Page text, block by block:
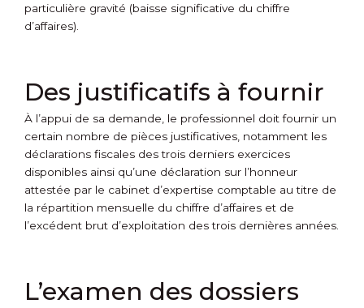
particulière gravité (baisse significative du chiffre
d’affaires).
Des justificatifs à fournir
À l’appui de sa demande, le professionnel doit fournir un
certain nombre de pièces justificatives, notamment les
déclarations fiscales des trois derniers exercices
disponibles ainsi qu’une déclaration sur l’honneur
attestée par le cabinet d’expertise comptable au titre de
la répartition mensuelle du chiffre d’affaires et de
l’excédent brut d’exploitation des trois dernières années.
L’examen des dossiers